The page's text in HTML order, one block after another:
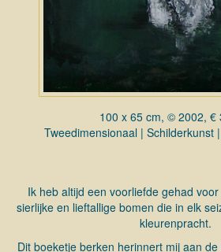
100 x 65 cm, © 2002, €
Tweedimensionaal | Schilderkunst
Ik heb altijd een voorliefde gehad
sierlijke en lieftallige bomen die in elk
kleurenpracht.
Dit boeketje berken herinnert mij aan